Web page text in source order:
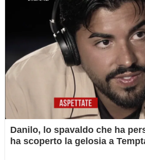
Danilo, lo spavaldo che ha
ha scoperto la gelosia a